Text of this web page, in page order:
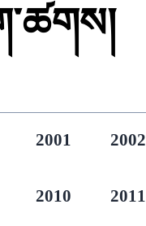
2001 2002
2010 2011